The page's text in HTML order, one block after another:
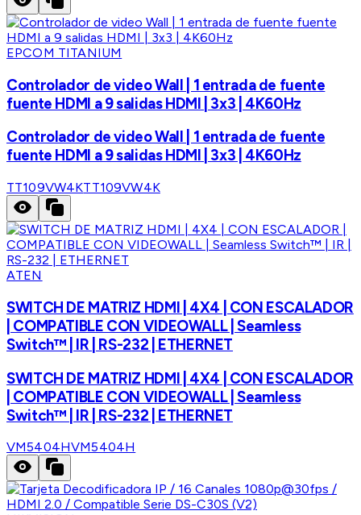
EPCOM TITANIUM
Controlador de video Wall | 1 entrada de fuente
fuente HDMI a 9 salidas HDMI | 3x3 | 4K60Hz
Controlador de video Wall | 1 entrada de fuente
fuente HDMI a 9 salidas HDMI | 3x3 | 4K60Hz
TT109VW4KTT109VW4K
ATEN
SWITCH DE MATRIZ HDMI | 4X4 | CON ESCALADOR
| COMPATIBLE CON VIDEOWALL | Seamless
Switch™ | IR | RS-232 | ETHERNET
SWITCH DE MATRIZ HDMI | 4X4 | CON ESCALADOR
| COMPATIBLE CON VIDEOWALL | Seamless
Switch™ | IR | RS-232 | ETHERNET
VM5404HVM5404H